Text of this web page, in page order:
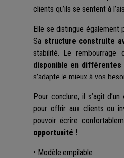
clients qu’ils se sentent à
Elle se distingue également
Sa structure construite
stabilité. Le rembourrage
disponible en différentes
s’adapte le mieux à vos
Pour conclure, il s’agit d’un
pour offrir aux clients ou
pouvoir écrire
opportunité !
• Modèle empilable